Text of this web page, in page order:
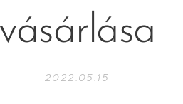
vásárlása
2022.05.15